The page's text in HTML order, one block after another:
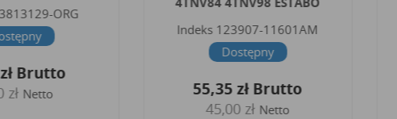
ORG
Brutto
zł Netto
Indeks 123907-11601AM
Dostępny
55,35 złBrutto
45,00 zł Netto